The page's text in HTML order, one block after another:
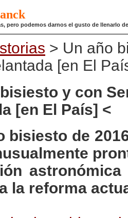
pero podemos darnos el gusto de llenarlo
> Un año
[en El
y con
[en El País] <
bisiesto de
la reforma